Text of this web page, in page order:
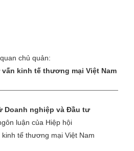
chủ quản:
kinh tế thương mại Việt Nam
Doanh nghiệp và Đầu tư
luận của Hiệp hội
tế thương mại Việt Nam